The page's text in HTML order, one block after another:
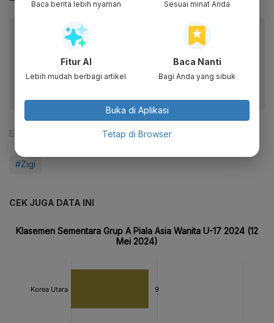
Baca artikel ini lewat aplikasi mobile.
Dapatkan pengalaman membaca lebih nyaman dan nikmati
fitur menarik lainnya lewat aplikasi mobile Katadata.
Editor: Maria Margaretha
#Zigi
CEK JUGA DATA INI
Baca berita lebih nyaman Sesuai minat Anda
Fitur AI
Lebih mudah berbagi artikel
Baca Nanti
Bagi Anda yang sibuk
Buka di Aplikasi
Tetap di Browser